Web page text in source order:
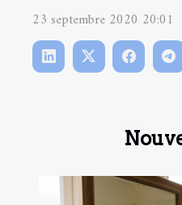
23 septembre 2020 20:01